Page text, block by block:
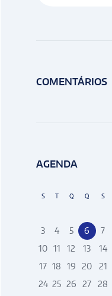
COMENTÁRIOS
AGENDA
S T Q Q S
3
4 5 6 7
10 11 12 13 14
17 18 19 20 21
24 25 26 27 28